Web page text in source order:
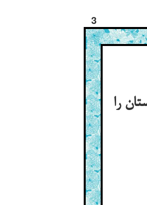
3
را